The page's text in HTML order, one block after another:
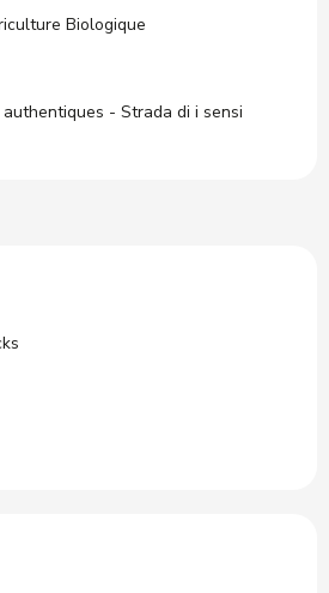
Biologique
- Strada di i sensi